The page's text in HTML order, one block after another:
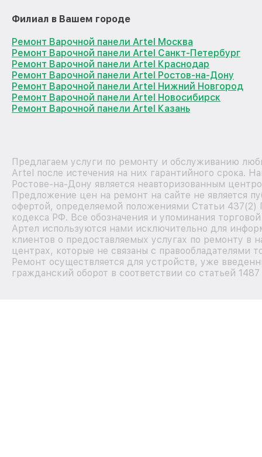
Филиал в Вашем городе
Ремонт Варочной панели Artel Москва
Ремонт Варочной панели Artel Санкт-Петербург
Ремонт Варочной панели Artel Краснодар
Ремонт Варочной панели Artel Ростов-на-Дону
Ремонт Варочной панели Artel Нижний Новгород
Ремонт Варочной панели Artel Новосибирск
Ремонт Варочной панели Artel Казань
Предлагаем услуги по ремонту и обслуживанию
Artel после истечения на них гарантийного срока.
Ростове-на-Дону является неавторизованным
Предложение цен на ремонт на сайте не является
офертой, определяемой положениями Статьи 437(2)
кодекса РФ. Все обозначения и упоминания
Артел используются нами исключительно для
клиентов о предоставляемых услугах по ремонту в
центрах, которые не связаны с правообладателями
Ремонт осуществляется для устройств, уже
гражданский оборот в соответствии со статьей